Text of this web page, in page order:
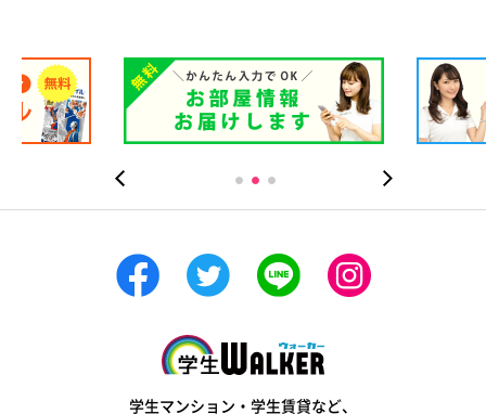
学生マンション・学生賃貸など、